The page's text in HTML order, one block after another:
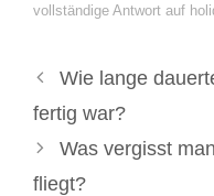
vollständige Antwort auf
Wie lange
fertig war?
Was vergisst
fliegt?